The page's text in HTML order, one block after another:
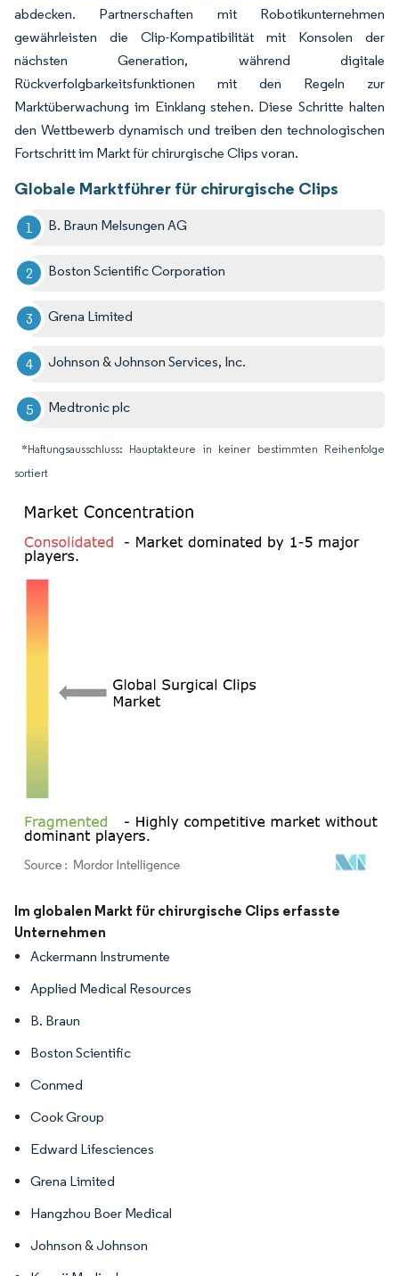
abdecken. Partnerschaften mit Robotikunternehmen
gewährleisten die Clip-Kompatibilität mit Konsolen der
nächsten Generation, während digitale
Rückverfolgbarkeitsfunktionen mit den Regeln zur
Marktüberwachung im Einklang stehen. Diese Schritte halten
den Wettbewerb dynamisch und treiben den technologischen
Fortschritt im Markt für chirurgische Clips voran.
Globale Marktführer für chirurgische Clips
B. Braun Melsungen AG
Boston Scientific Corporation
Grena Limited
Johnson & Johnson Services, Inc.
Medtronic plc
*Haftungsausschluss: Hauptakteure in keiner bestimmten Reihenfolge
sortiert
Bild © Mordor Intelligence. Wiederverwendung erfordert Namensnennung
Im globalen Markt für chirurgische Clips erfasste
Unternehmen
Ackermann Instrumente
Applied Medical Resources
B. Braun
Boston Scientific
Conmed
Cook Group
Edward Lifesciences
Grena Limited
Hangzhou Boer Medical
Johnson & Johnson